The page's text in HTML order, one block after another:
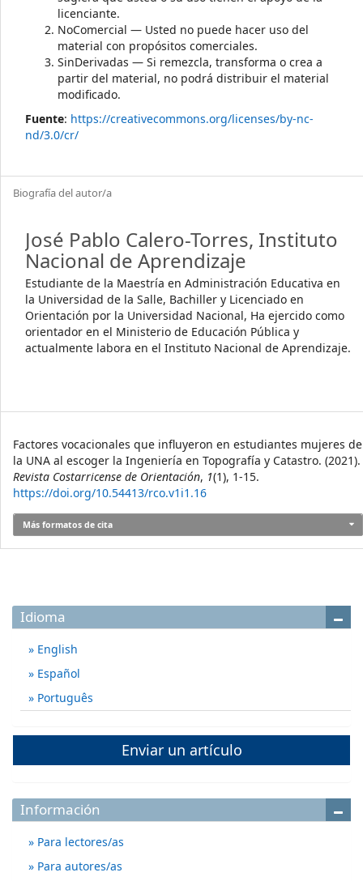
licenciante.
NoComercial — Usted no puede hacer uso del
material con propósitos comerciales.
SinDerivadas — Si remezcla, transforma o crea a
partir del material, no podrá distribuir el material
modificado.
Fuente: https://creativecommons.org/licenses/by-nc-
nd/3.0/cr/
Biografía del autor/a
José Pablo Calero-Torres, Instituto
Nacional de Aprendizaje
Estudiante de la Maestría en Administración Educativa en
la Universidad de la Salle, Bachiller y Licenciado en
Orientación por la Universidad Nacional, Ha ejercido como
orientador en el Ministerio de Educación Pública y
actualmente labora en el Instituto Nacional de Aprendizaje.
Factores vocacionales que influyeron en estudiantes mujeres de
la UNA al escoger la Ingeniería en Topografía y Catastro. (2021).
Revista Costarricense de Orientación, 1(1), 1-15.
https://doi.org/10.54413/rco.v1i1.16
Más formatos de cita
Idioma
English
Español
Português
Enviar un artículo
Información
Para lectores/as
Para autores/as